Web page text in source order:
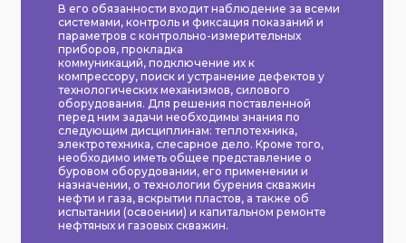
В его обязанности входит наблюдение за всеми
системами, контроль и фиксация показаний и
параметров с контрольно-измерительных
приборов, прокладка
коммуникаций, подключение их к
компрессору, поиск и устранение дефектов у
технологических механизмов, силового
оборудования. Для решения поставленной
перед ним задачи необходимы знания по
следующим дисциплинам: теплотехника,
электротехника, слесарное дело. Кроме того,
необходимо иметь общее представление о
буровом оборудовании, его применении и
назначении, о технологии бурения скважин
нефти и газа, вскрытии пластов, а также об
испытании (освоении) и капитальном ремонте
нефтяных и газовых скважин.